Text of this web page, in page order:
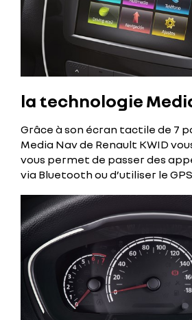
la technologie
Grâce à son écran tactile de 7
Media Nav de Renault KWID
vous permet de passer des
via Bluetooth ou d’utiliser le